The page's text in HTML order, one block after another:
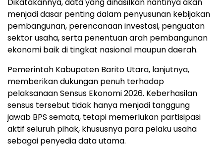
menjadi dasar penting dalam penyusunan kebijakan
pembangunan, perencanaan investasi, penguatan
sektor usaha, serta penentuan arah pembangunan
ekonomi baik di tingkat nasional maupun daerah.
Pemerintah Kabupaten Barito Utara, lanjutnya,
memberikan dukungan penuh terhadap
pelaksanaan Sensus Ekonomi 2026. Keberhasilan
sensus tersebut tidak hanya menjadi tanggung
jawab BPS semata, tetapi memerlukan partisipasi
aktif seluruh pihak, khususnya para pelaku usaha
sebagai penyedia data utama.